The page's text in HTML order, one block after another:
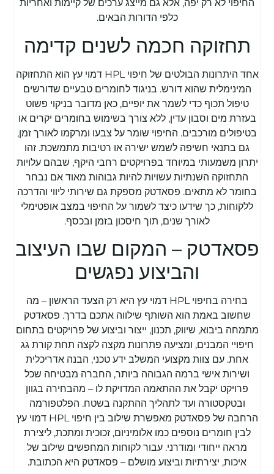
החיפוי לא רק יפה, אלא גם מייצג ערכים של קיימות ואחריות
כלפי הדורות הבאים.
תחזוקה חכמה לשנים קדימה
אחד היתרונות הבולטים של חיפוי HPL דמוי עץ הוא התחזוקה
המינימלית שהוא דורש. בניגוד לחומרים טבעיים שדורשים
טיפול תכוף כדי לשמר את יופיים, כאן מדובר בניקוי פשוט
בעזרת מים וסבון עדין, ללא צורך בשימוש בחומרים יקרים או
בטיפולים מורכבים. החיפוי שומר על צבעו ומרקמו לאורך זמן,
גם בתנאי חשיפה לשמש ישירה או רטיבות מתמשכת. זהו
יתרון משמעותי במיוחד בפרויקטים רחבי היקף, שבהם עלויות
התחזוקה השנתיות עשויות להיות גבוהות מאוד אם נבחר
בחומר לא מתאים. פסאדטק מספקת גם שירותי ליווי והדרכה
ללקוחות, כך שידעו כיצד לשמור על החיפוי במצב אופטימלי
לאורך שנים, תוך חיסכון בזמן ובכסף.
פסאדטק – המקום שבו העיצוב
והביצוע נפגשים
בחירה בחיפוי HPL דמוי עץ היא רק הצעד הראשון – מה
שחשוב באמת הוא השותף שילווה אתכם בדרך. פסאדטק
מתמחה ביבוא, שיווק, תכנון, ייצור וביצוע של פרויקטים בתחום
חיפויי המבנים, ומציעה פתרונות מקצה לקצה תחת קורת גג
אחת. עם צוות מקצועי המשלב ידע טכני, הבנה אדריכלית
ושירות אישי ברמה הגבוהה ביותר, החברה מבטיחה שכל
פרויקט יקבל את ההתאמה המדויקת לו – מהבחירה בגוון
ובטקסטורה ועד לתהליך ההתקנה בשטח. הפלטפורמה
הרחבה של פסאדטק מאפשרת שילוב בין חיפוי HPL דמוי עץ
לבין חומרים נוספים כמו אלומיניום, זכוכית ומתכת, ליצירת
מראה ייחודי ומודרני. עבור לקוחות המחפשים שילוב של
איכות, יצירתיות וביצוע מושלם – פסאדטק היא הכתובת.